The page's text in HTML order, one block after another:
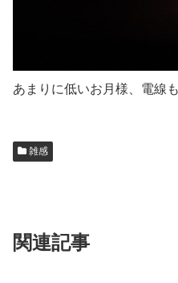
あまりに低いお月様、電線
雑感
関連記事